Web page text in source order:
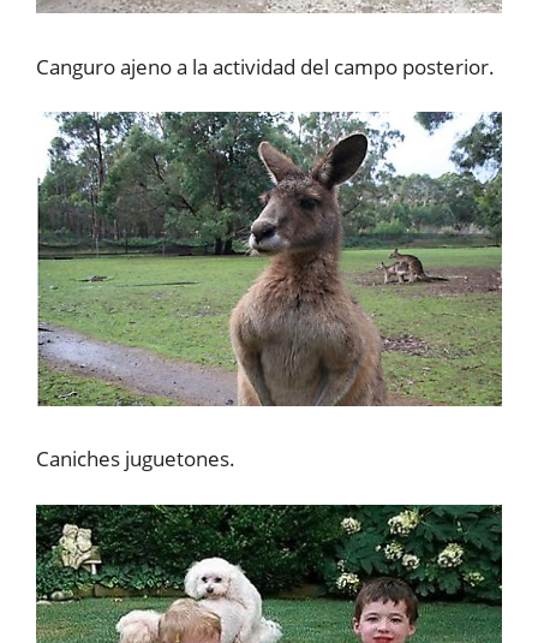
Canguro ajeno a la actividad del campo posterior.
Caniches juguetones.